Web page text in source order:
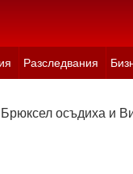
Разследвания
осъдиха и